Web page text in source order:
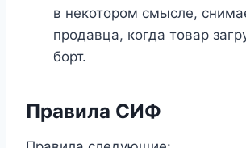
в некотором смысле,
продавца, когда товар
борт.
Правила СИФ